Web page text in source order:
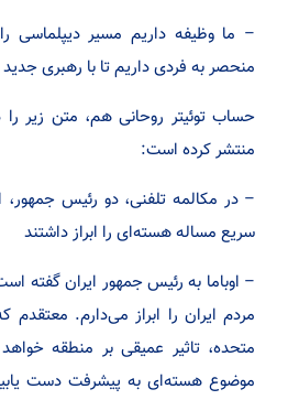
– ما وظیفه داریم مسیر دیپلماسی
منحصر به فردی داریم تا با رهبری
حساب توئیتر روحانی هم، متن زیر را
منتشر کرده است:
– در مکالمه تلفنی، دو رئیس
سریع مساله هسته‌ای را ابراز داشتند
– اوباما به رئیس جمهور ایران گفته
مردم ایران را ابراز می‌دارم. معتقدم
متحده، تاثیر عمیقی بر منطقه
موضوع هسته‌ای به پیشرفت دست